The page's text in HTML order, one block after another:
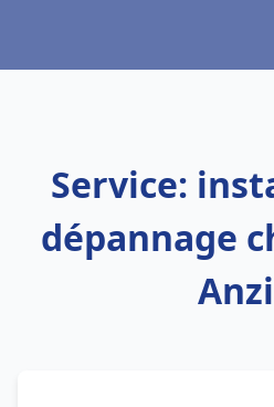
Service:
dépannage